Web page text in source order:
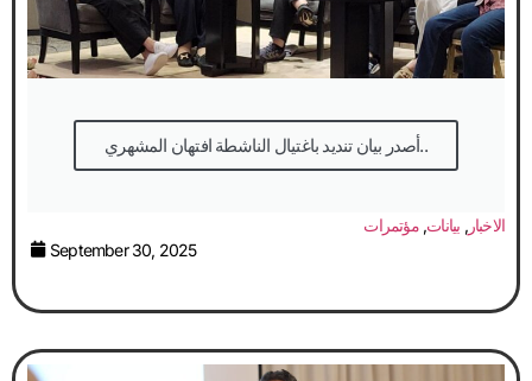
أصدر بيان تنديد باغتيال الناشطة افتهان المشهري..
الاخبار, بيانات,مؤتمرات
September 30, 2025